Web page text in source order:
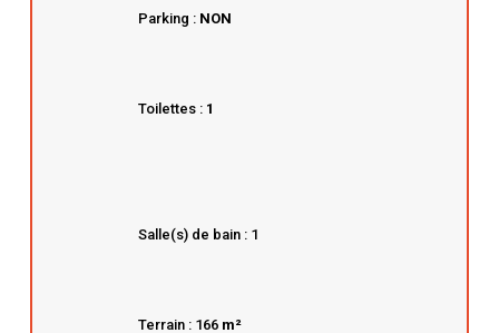
Parking : NON
Toilettes : 1
Salle(s) de bain : 1
Terrain : 166 m²